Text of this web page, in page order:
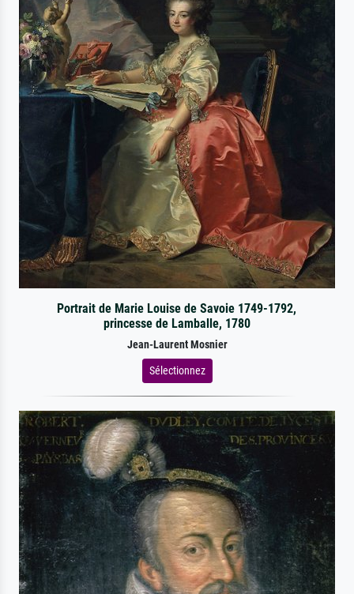
Portrait de Marie Louise de Savoie 1749-1792,
princesse de Lamballe, 1780
Jean-Laurent Mosnier
Sélectionnez